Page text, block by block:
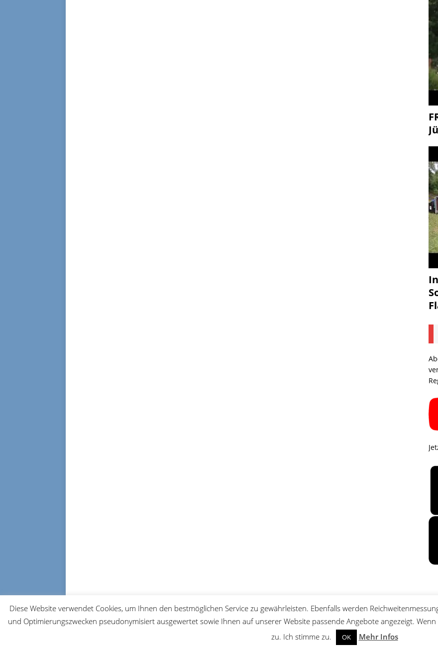
© 2026 FRM-TV
Diese Website verwendet Cookies, um Ihnen den bestmöglichen Service zu gewährleisten. Ebenfalls werden
und Optimierungszwecken pseudonymisiert ausgewertet sowie Ihnen auf unserer Website passende Angebote angezeigt.
zu. Ich stimme zu.
OK Mehr Infos